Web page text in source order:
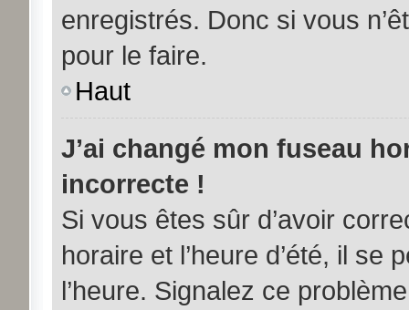
enregistrés. Donc si vous
pour le faire.
Haut
J’ai changé mon fuseau
incorrecte !
Si vous êtes sûr d’avoir
horaire et l’heure d’été, il se
l’heure. Signalez ce